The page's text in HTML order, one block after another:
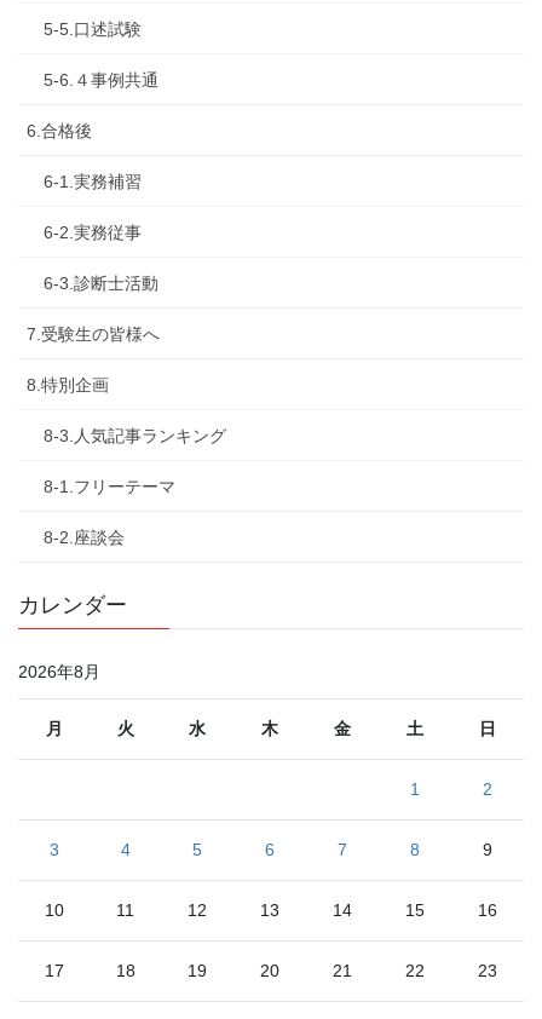
5-5.口述試験
5-6.４事例共通
6.合格後
6-1.実務補習
6-2.実務従事
6-3.診断士活動
7.受験生の皆様へ
8.特別企画
8-3.人気記事ランキング
8-1.フリーテーマ
8-2.座談会
カレンダー
2026年8月
月 火 水 木 金 土 日
1 2
3 4 5 6 7 8 9
10 11 12 13 14 15 16
17 18 19 20 21 22 23